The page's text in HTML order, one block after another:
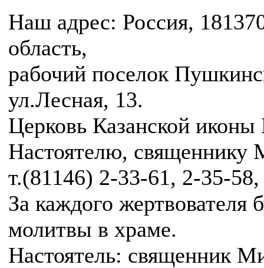
Наш адрес: Россия,
область,
рабочий поселок
ул.Лесная, 13.
Церковь Казанской
Настоятелю, священнику
т.(81146) 2-33-61, 2-35-58,
За каждого жертвователя
молитвы в храме.
Настоятель: священник